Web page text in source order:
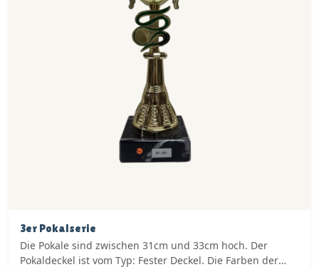
3er Pokalserie
Die Pokale sind zwischen 31cm und 33cm hoch. Der
Pokaldeckel ist vom Typ: Fester Deckel. Die Farben der